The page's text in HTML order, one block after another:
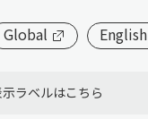
Global English
ラベルはこちら